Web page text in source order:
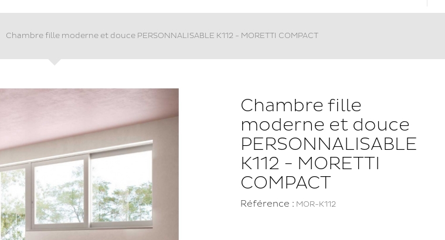
Chambre fille moderne et douce PERSONNALISABLE K112 - MORETTI COMPACT
Chambre fille
moderne et douce
PERSONNALISABLE
K112 - MORETTI
COMPACT
Référence : MOR-K112